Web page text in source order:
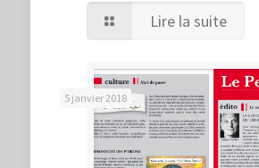
Lire la suite
5 janvier 2018